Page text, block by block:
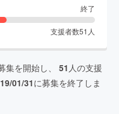
終了
支援者数51 人
集を開始し、 51 人の支援
01/31に募集を終了しま